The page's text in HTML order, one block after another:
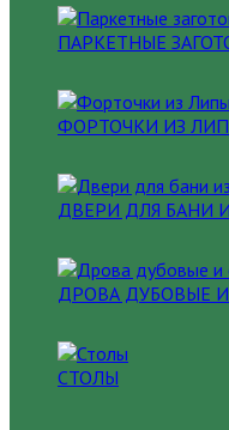
ПАРКЕТНЫЕ
ФОРТОЧКИ ИЗ
ДВЕРИ ДЛЯ БАНИ
ДРОВА ДУБОВЫЕ
СТОЛЫ